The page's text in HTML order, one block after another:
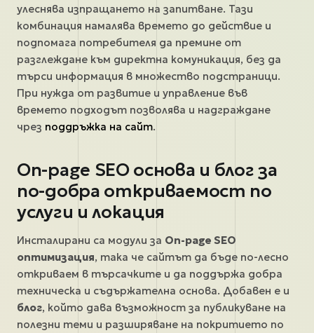
улеснява изпращането на запитване. Тази
комбинация намалява времето до действие и
подпомага потребителя да премине от
разглеждане към директна комуникация, без да
търси информация в множество подстраници.
При нужда от развитие и управление във
времето подходът позволява и надграждане
чрез поддръжка на сайт.
On-page SEO основа и блог за
по-добра откриваемост по
услуги и локация
Инсталирани са модули за On-page SEO
оптимизация, така че сайтът да бъде по-лесно
откриваем в търсачките и да поддържа добра
техническа и съдържателна основа. Добавен е и
блог, който дава възможност за публикуване на
полезни теми и разширяване на покритието по